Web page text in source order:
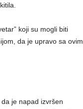
koji su mogli biti
da je upravo sa ovim
je napad izvršen